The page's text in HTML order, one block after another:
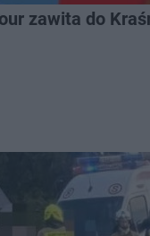
zawita do